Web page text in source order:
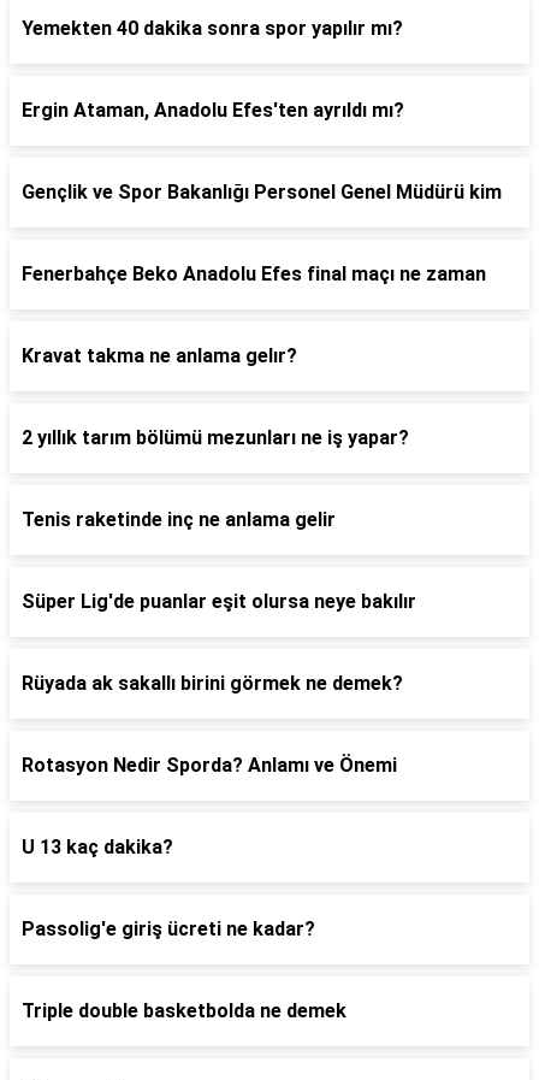
Yemekten 40 dakika sonra spor yapılır mı?
Ergin Ataman, Anadolu Efes'ten ayrıldı mı?
Gençlik ve Spor Bakanlığı Personel Genel Müdürü kim
Fenerbahçe Beko Anadolu Efes final maçı ne zaman
Kravat takma ne anlama gelır?
2 yıllık tarım bölümü mezunları ne iş yapar?
Tenis raketinde inç ne anlama gelir
Süper Lig'de puanlar eşit olursa neye bakılır
Rüyada ak sakallı birini görmek ne demek?
Rotasyon Nedir Sporda? Anlamı ve Önemi
U 13 kaç dakika?
Passolig'e giriş ücreti ne kadar?
Triple double basketbolda ne demek